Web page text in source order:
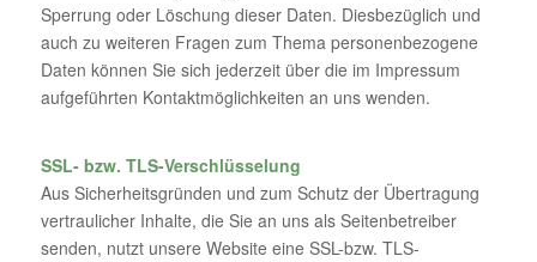
Sperrung oder Löschung dieser Daten. Diesbezüglich und
auch zu weiteren Fragen zum Thema personenbezogene
Daten können Sie sich jederzeit über die im Impressum
aufgeführten Kontaktmöglichkeiten an uns wenden.
SSL- bzw. TLS-Verschlüsselung
Aus Sicherheitsgründen und zum Schutz der Übertragung
vertraulicher Inhalte, die Sie an uns als Seitenbetreiber
senden, nutzt unsere Website eine SSL-bzw. TLS-